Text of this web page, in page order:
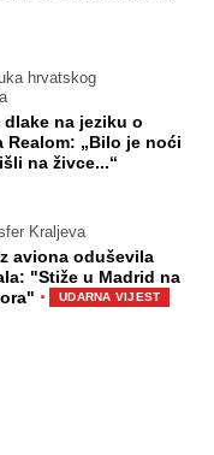
hrvatskog
dlake na jeziku o
Realom: „Bilo je noći
na živce...“
Kraljeva
aviona oduševila
"Stiže u Madrid na
· UDARNA VIJEST